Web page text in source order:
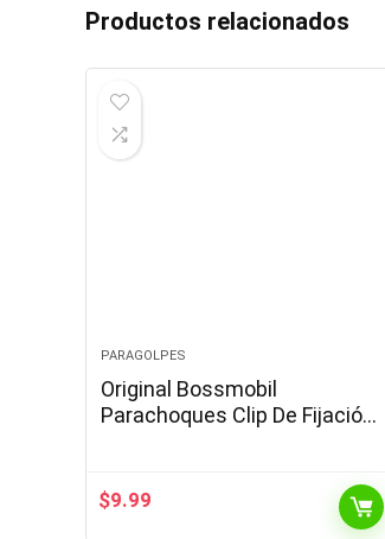
Productos relacionados
PARAGOLPES
Original Bossmobil
Parachoques Clip De Fijación
Signum, Tigra…
$9.99